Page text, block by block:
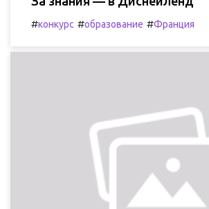
#конкурс #образование #Франция